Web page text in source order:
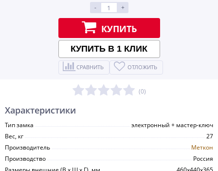
-
+
КУПИТЬ
КУПИТЬ В 1 КЛИК
СРАВНИТЬ ОТЛОЖИТЬ
(0)
Характеристики
Тип замка
электронный + мастер-ключ
Вес, кг
27
Производитель
Меткон
Производство
Россия